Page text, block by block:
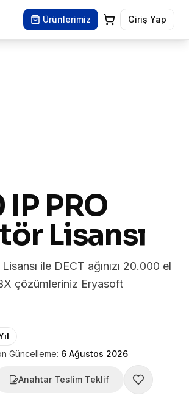
Ürünlerimiz Giriş Yap
PRO
Lisansı
ile DECT ağınızı 20.000 el
çözümleriniz Eryasoft
Güncelleme: 6 Ağustos 2026
Anahtar Teslim Teklif